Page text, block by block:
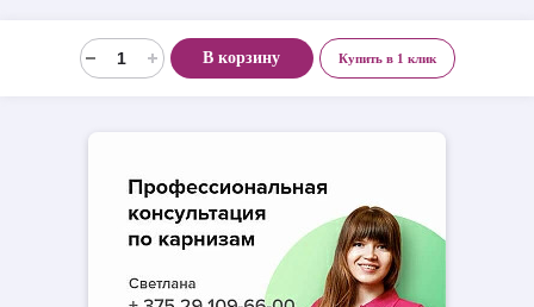
В корзину Купить в 1 клик